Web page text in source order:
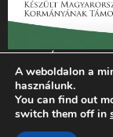
„Az Új Ember
támogatását
szerződés
A weboldalon a
használunk.
You can find out
switch them off in